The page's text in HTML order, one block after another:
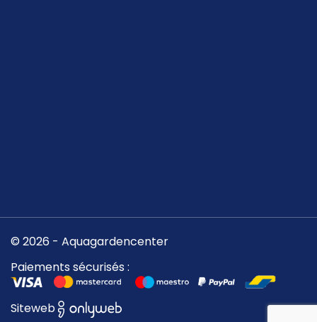
© 2026 - Aquagardencenter
Paiements sécurisés :
Siteweb